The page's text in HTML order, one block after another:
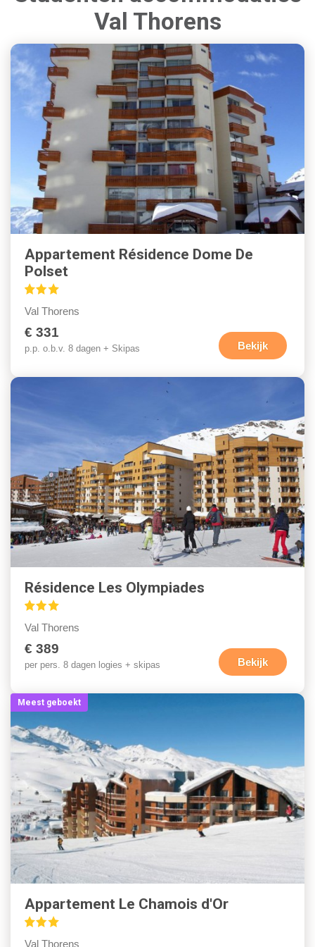
Val Thorens
Appartement Résidence Dome De
Polset
Val Thorens
€ 331
p.p. o.b.v. 8 dagen + Skipas Bekijk
Résidence Les Olympiades
Val Thorens
€ 389
per pers. 8 dagen logies + skipas Bekijk
Meest geboekt
Appartement Le Chamois d'Or
Val Thorens